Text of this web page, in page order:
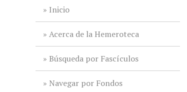
Inicio
Acerca de la Hemeroteca
Búsqueda por Fascículos
Navegar por Fondos